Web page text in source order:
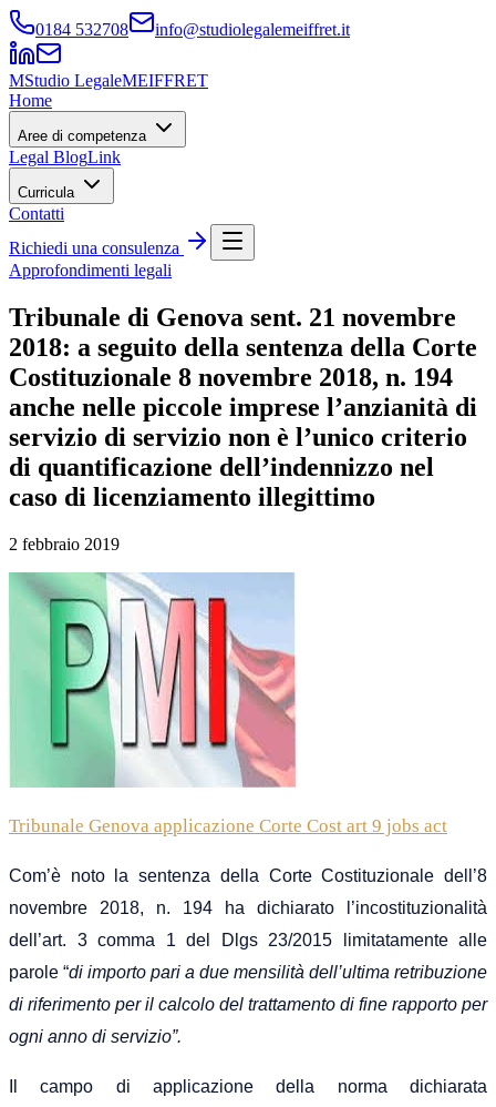
0184 532708 info@studiolegalemeiffret.it
MStudio LegaleMEIFFRET
Home
Aree di competenza
Legal BlogLink
Curricula
Contatti
Richiedi una consulenza
Approfondimenti legali
Tribunale di Genova sent. 21 novembre
2018: a seguito della sentenza della Corte
Costituzionale 8 novembre 2018, n. 194
anche nelle piccole imprese l’anzianità di
servizio di servizio non è l’unico criterio
di quantificazione dell’indennizzo nel
caso di licenziamento illegittimo
2 febbraio 2019
Tribunale Genova applicazione Corte Cost art 9 jobs act
Com’è noto la sentenza della Corte Costituzionale dell’8
novembre 2018, n. 194 ha dichiarato l’incostituzionalità
dell’art. 3 comma 1 del Dlgs 23/2015 limitatamente alle
parole “di importo pari a due mensilità dell’ultima retribuzione
di riferimento per il calcolo del trattamento di fine rapporto per
ogni anno di servizio”.
Il campo di applicazione della norma dichiarata